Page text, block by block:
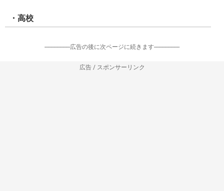
・高校
-----------------広告の後に次ページに続きます-----------------
広告 / スポンサーリンク